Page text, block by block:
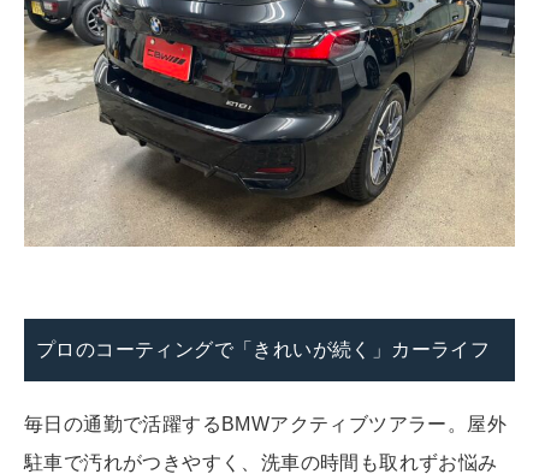
プロのコーティングで「きれいが続く」カーライフ
毎日の通勤で活躍するBMWアクティブツアラー。屋外
駐車で汚れがつきやすく、洗車の時間も取れずお悩み